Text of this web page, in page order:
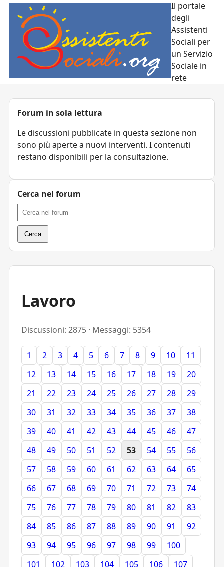
Il portale
degli
Assistenti
Sociali per
un Servizio
Sociale in
rete
Lavoro
Discussioni: 2875 · Messaggi: 5354
1 2 3 4 5 6 7 8 9 10
11
12
13 14 15 16 17 18 19
20
21
22 23 24 25 26 27 28
29
30
31 32 33 34 35 36 37
38
39
40 41 42 43 44 45 46
47
48
49 50 51 52 53 54 55
56
57
58 59 60 61 62 63 64
65
66
67 68 69 70 71 72 73
74
75
76 77 78 79 80 81 82
83
84
85 86 87 88 89 90 91
92
93
94 95 96 97 98 99
100
101
102 103 104 105 106
107
Forum in sola lettura
Le discussioni pubblicate in questa sezione non
sono più aperte a nuovi interventi. I contenuti
restano disponibili per la consultazione.
Cerca nel forum
Cerca